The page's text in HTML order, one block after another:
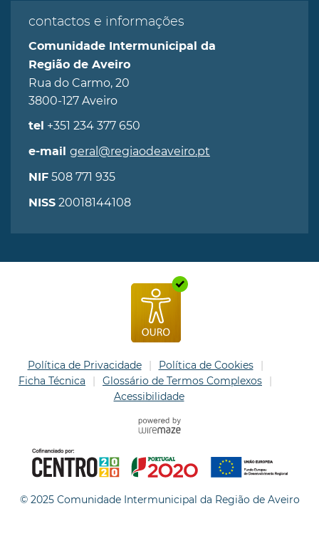
contactos e informações
Comunidade Intermunicipal da
Região de Aveiro
Rua do Carmo, 20
3800-127 Aveiro
tel +351 234 377 650
e-mail geral@regiaodeaveiro.pt
NIF 508 771 935
NISS 20018144108
Política de Privacidade
Política de Cookies
Ficha Técnica
Glossário de Termos Complexos
Acessibilidade
© 2025 Comunidade Intermunicipal da Região de Aveiro